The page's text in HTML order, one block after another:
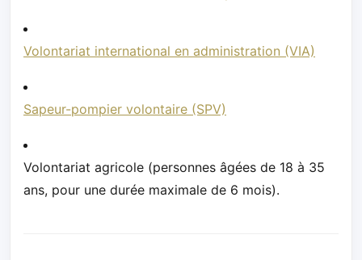
Volontariat international en administration (VIA)
Sapeur-pompier volontaire (SPV)
Volontariat agricole (personnes âgées de 18 à 35
ans, pour une durée maximale de 6 mois).